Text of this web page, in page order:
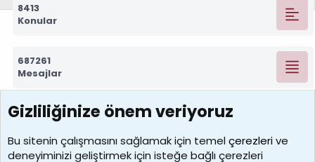
8413
Konular
687261
Mesajlar
7388
Kullanıcılar
Gizliliğinize önem veriyoruz
Bu sitenin çalışmasını sağlamak için temelçerezlerive
deneyiminizi geliştirmek için isteğe bağlı çerezleri